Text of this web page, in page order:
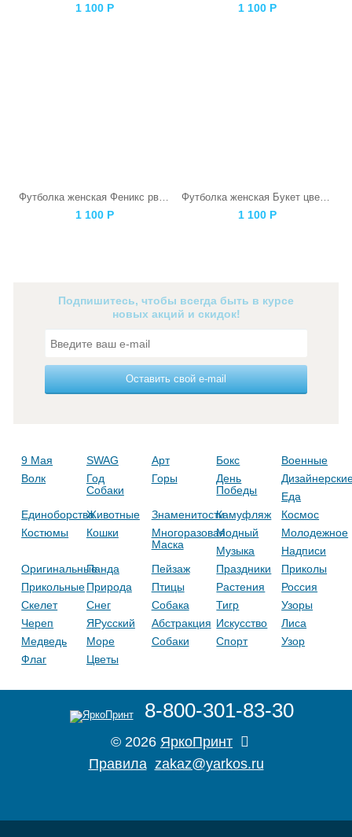
1 100 Р 1 100 Р
Футболка женская Феникс рвется наружу серая
1 100 Р
Футболка женская Букет цветов
1 100 Р
Подпишитесь, чтобы всегда быть в курсе
новых акций и скидок!
Оставить свой e-mail
9 Мая SWAG Арт Бокс
Военные
Волк
Год
Собаки
Горы
День
Победы
Еда
ЕдиноборстваЖивотные ЗнаменитостиКамуфляж
Космос
Костюмы
Кошки
Многоразовая
Маска
Модный
Молодежное
Музыка
Надписи
ОригинальныеПанда Пейзаж Праздники
Приколы
ПрикольныеПрирода Птицы Растения
Россия
Скелет
Снег Собака Тигр
Узоры
Череп
ЯРусский Абстракция Искусство
Лиса
Медведь
Море Собаки Спорт
Узор
Флаг
Цветы
8-800-301-83-30
© 2026 ЯркоПринт
Правила zakaz@yarkos.ru